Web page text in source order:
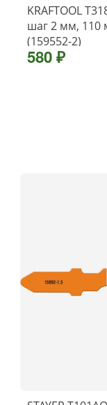
KRAFTOOL
шаг 2 мм, 110
(159552-2)
580 ₽